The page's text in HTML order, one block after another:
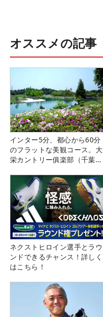
オススメの記事
インター5分、都心から60分
のフラットな美観コース。大
栄カントリー俱楽部（千葉
ネクストヒロイン選手とラウ
ンドできるチャンス！詳しく
はこちら！